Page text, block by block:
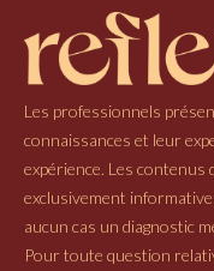
Les professionnels
connaissances et leur
expérience. Les
exclusivement
aucun cas un diagnostic
Pour toute question